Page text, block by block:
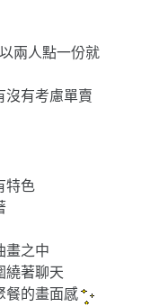
兩人點一份就
沒有考慮單賣
特色
畫之中
繞著聊天
餐的畫面感